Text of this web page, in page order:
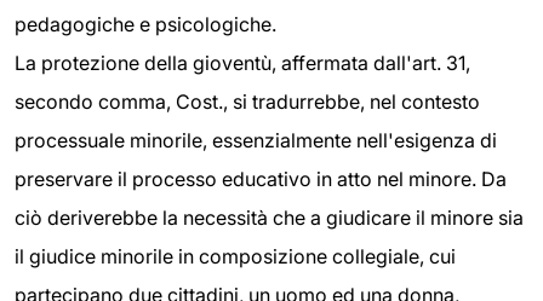
pedagogiche e psicologiche.
La protezione della gioventù, affermata dall'art. 31,
secondo comma, Cost., si tradurrebbe, nel contesto
processuale minorile, essenzialmente nell'esigenza di
preservare il processo educativo in atto nel minore. Da
ciò deriverebbe la necessità che a giudicare il minore sia
il giudice minorile in composizione collegiale, cui
partecipano due cittadini, un uomo ed una donna,